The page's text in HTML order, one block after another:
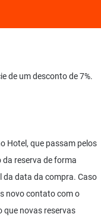
de um desconto de 7%.
Hotel, que passam pelos
reserva de forma
da data da compra. Caso
novo contato com o
que novas reservas